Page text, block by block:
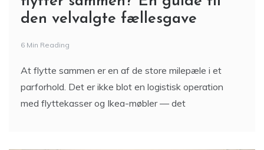
flytter sammen? En guide til
den velvalgte fællesgave
6 Min Reading
At flytte sammen er en af de store milepæle i et
parforhold. Det er ikke blot en logistisk operation
med flyttekasser og Ikea-møbler — det